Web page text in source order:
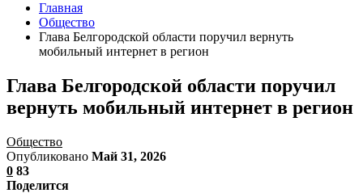
Главная
Общество
Глава Белгородской области поручил вернуть
мобильный интернет в регион
Глава Белгородской области поручил
вернуть мобильный интернет в регион
Общество
Опубликовано Май 31, 2026
0 83
Поделится